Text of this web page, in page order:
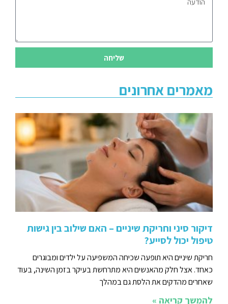
שליחה
מאמרים אחרונים
דיקור סיני וחריקת שיניים – האם שילוב בין גישות
טיפול יכול לסייע?
חריקת שיניים היא תופעה שכיחה המשפיעה על ילדים ומבוגרים
כאחד. אצל חלק מהאנשים היא מתרחשת בעיקר בזמן השינה, בעוד
שאחרים מהדקים את הלסת גם במהלך
להמשך קריאה »